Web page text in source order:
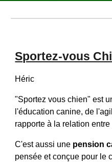
Sportez-vous
Héric
"Sportez vous chien" est
l'éducation canine, de
rapporte à la relation
C'est aussi une pension
pensée et conçue pour le